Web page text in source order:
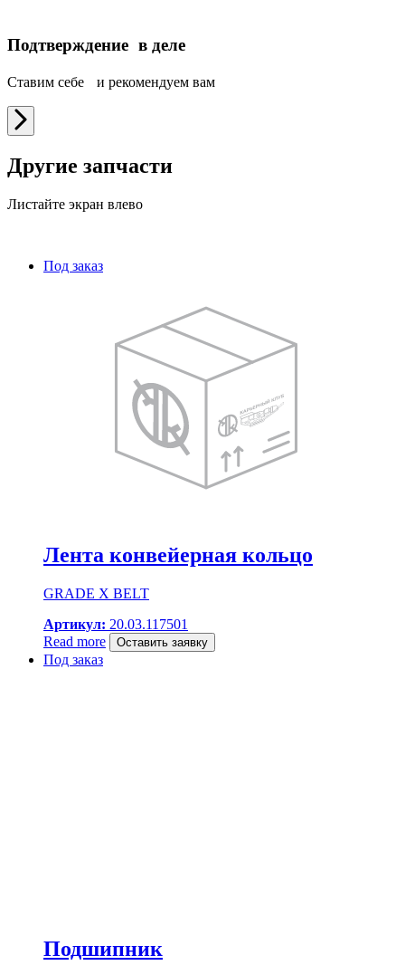
Подтверждение в деле
Ставим себе и рекомендуем вам
Другие запчасти
Листайте экран влево
Под заказ
Лента конвейерная кольцо
GRADE X BELT
Артикул: 20.03.117501
Read more
Оставить заявку
Под заказ
Подшипник